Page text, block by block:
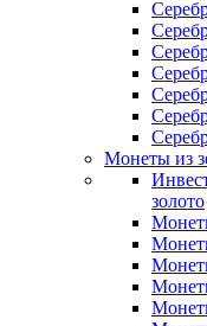
Монеты из
золото